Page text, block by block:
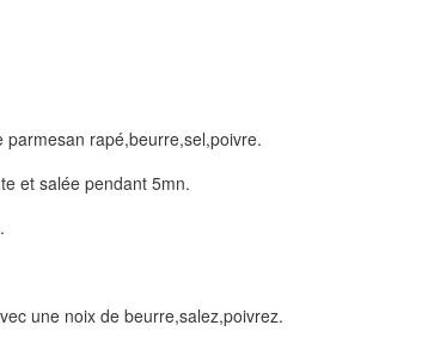
rapé,beurre,sel,poivre.
et salée pendant 5mn.
une noix de beurre,salez,poivrez.